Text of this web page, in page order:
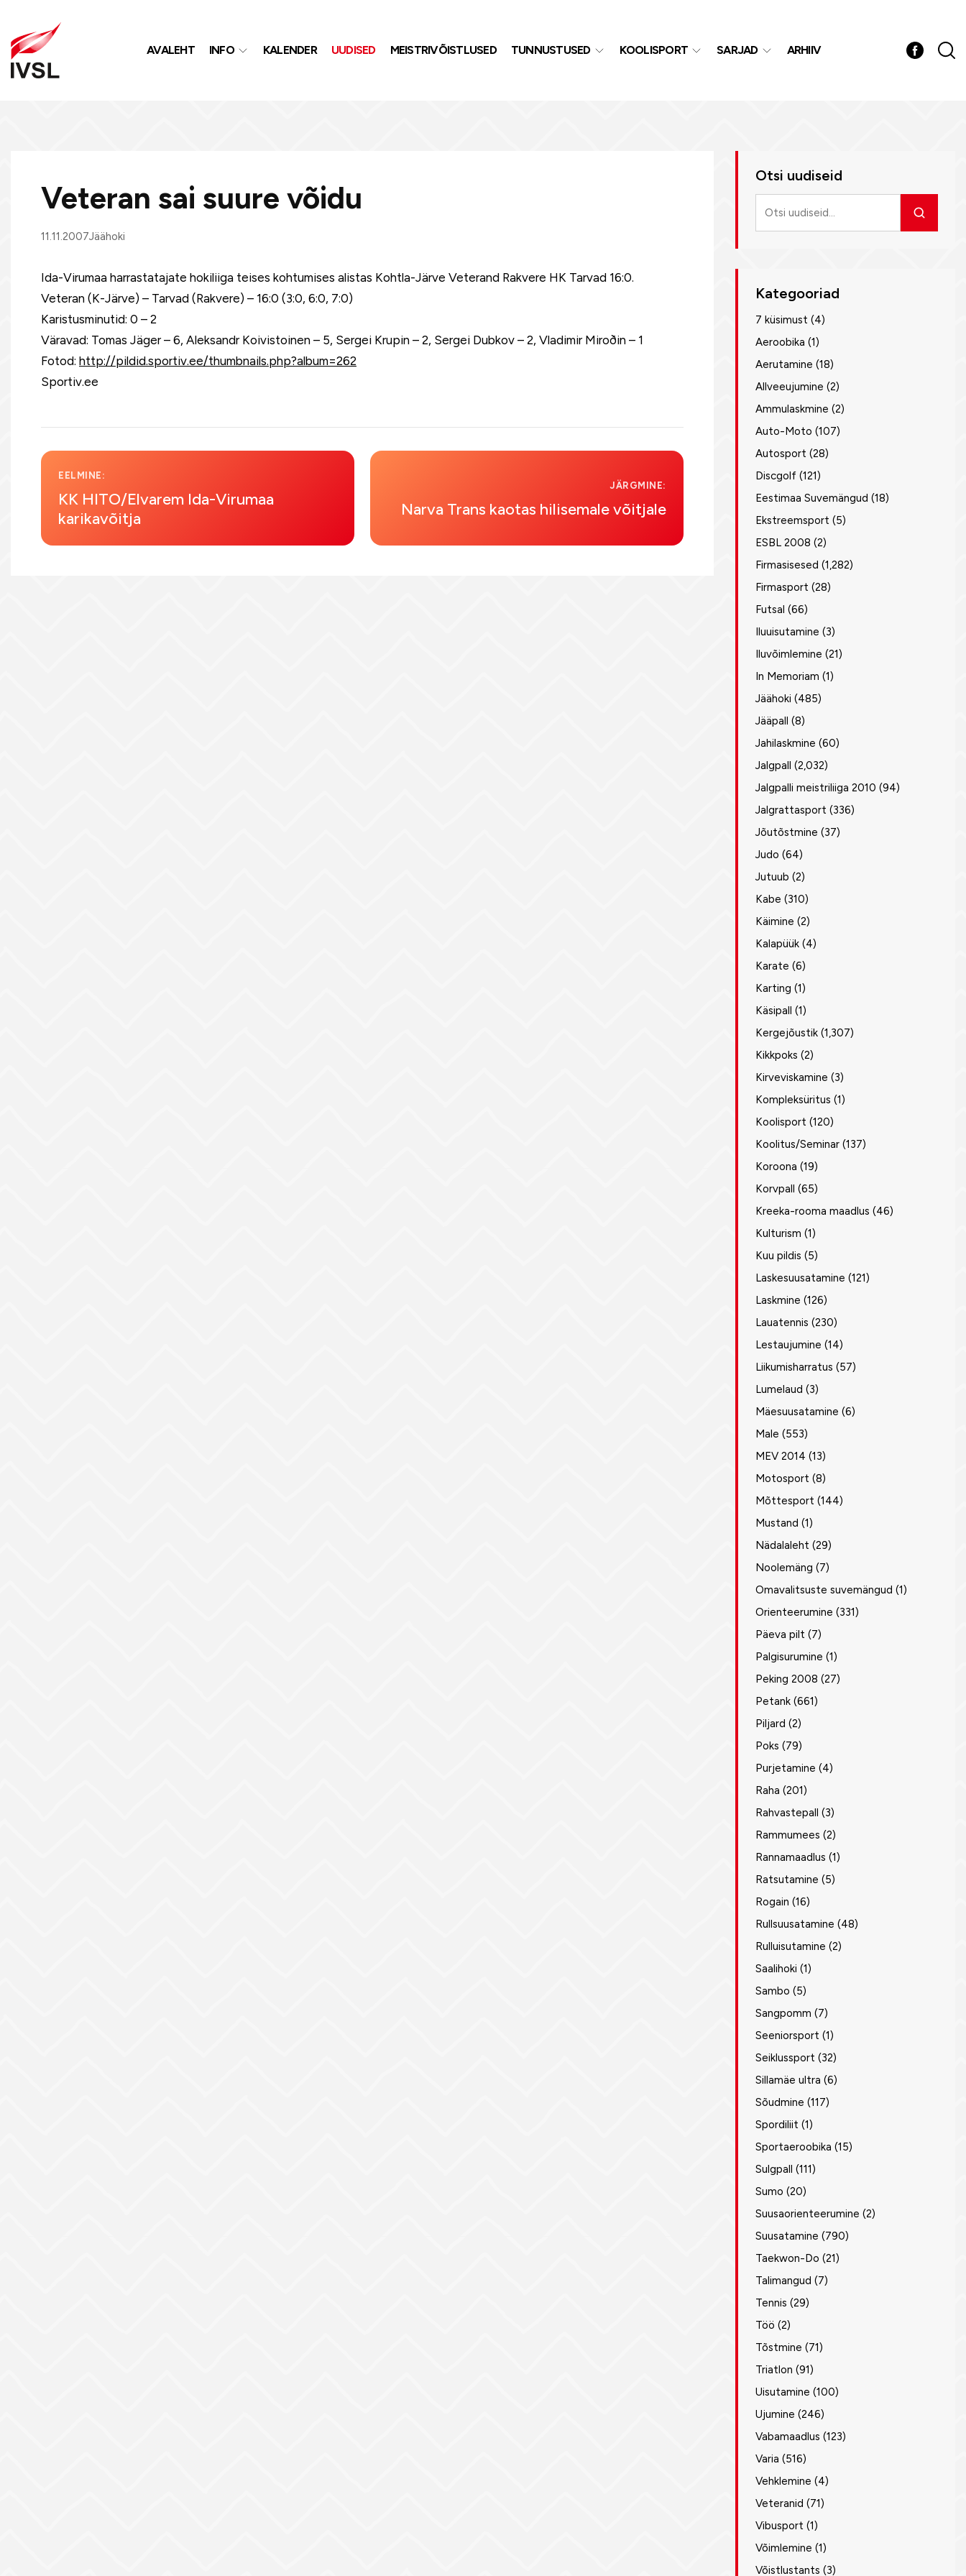
AVALEHT INFO KALENDER UUDISED MEISTRIVÕISTLUSED TUNNUSTUSED KOOLISPORT SARJAD ARHIIV
Veteran sai suure võidu
11.11.2007Jäähoki
Ida-Virumaa harrastatajate hokiliiga teises kohtumises alistas Kohtla-Järve Veterand Rakvere HK Tarvad 16:0.
Veteran (K-Järve) – Tarvad (Rakvere) – 16:0 (3:0, 6:0, 7:0)
Karistusminutid: 0 – 2
Väravad: Tomas Jäger – 6, Aleksandr Koivistoinen – 5, Sergei Krupin – 2, Sergei Dubkov – 2, Vladimir Miroðin – 1
Fotod: http://pildid.sportiv.ee/thumbnails.php?album=262
Sportiv.ee
EELMINE:
KK HITO/Elvarem Ida-Virumaa
karikavõitja
JÄRGMINE:
Narva Trans kaotas hilisemale võitjale
Otsi uudiseid
uudiseid
Kategooriad
7 küsimust (4)
Aeroobika (1)
Aerutamine (18)
Allveeujumine (2)
Ammulaskmine (2)
Auto-Moto (107)
Autosport (28)
Discgolf (121)
Eestimaa Suvemängud (18)
Ekstreemsport (5)
ESBL 2008 (2)
Firmasisesed (1,282)
Firmasport (28)
Futsal (66)
Iluuisutamine (3)
Iluvõimlemine (21)
In Memoriam (1)
Jäähoki (485)
Jääpall (8)
Jahilaskmine (60)
Jalgpall (2,032)
Jalgpalli meistriliiga 2010 (94)
Jalgrattasport (336)
Jõutõstmine (37)
Judo (64)
Jutuub (2)
Kabe (310)
Käimine (2)
Kalapüük (4)
Karate (6)
Karting (1)
Käsipall (1)
Kergejõustik (1,307)
Kikkpoks (2)
Kirveviskamine (3)
Kompleksüritus (1)
Koolisport (120)
Koolitus/Seminar (137)
Koroona (19)
Korvpall (65)
Kreeka-rooma maadlus (46)
Kulturism (1)
Kuu pildis (5)
Laskesuusatamine (121)
Laskmine (126)
Lauatennis (230)
Lestaujumine (14)
Liikumisharratus (57)
Lumelaud (3)
Mäesuusatamine (6)
Male (553)
MEV 2014 (13)
Motosport (8)
Mõttesport (144)
Mustand (1)
Nädalaleht (29)
Noolemäng (7)
Omavalitsuste suvemängud (1)
Orienteerumine (331)
Päeva pilt (7)
Palgisurumine (1)
Peking 2008 (27)
Petank (661)
Piljard (2)
Poks (79)
Purjetamine (4)
Raha (201)
Rahvastepall (3)
Rammumees (2)
Rannamaadlus (1)
Ratsutamine (5)
Rogain (16)
Rullsuusatamine (48)
Rulluisutamine (2)
Saalihoki (1)
Sambo (5)
Sangpomm (7)
Seeniorsport (1)
Seiklussport (32)
Sillamäe ultra (6)
Sõudmine (117)
Spordiliit (1)
Sportaeroobika (15)
Sulgpall (111)
Sumo (20)
Suusaorienteerumine (2)
Suusatamine (790)
Taekwon-Do (21)
Talimangud (7)
Tennis (29)
Töö (2)
Tõstmine (71)
Triatlon (91)
Uisutamine (100)
Ujumine (246)
Vabamaadlus (123)
Varia (516)
Vehklemine (4)
Veteranid (71)
Vibusport (1)
Võimlemine (1)
Võistlustants (3)